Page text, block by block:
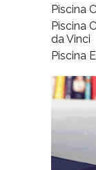
Piscina
Piscina
da Vinci
Piscina